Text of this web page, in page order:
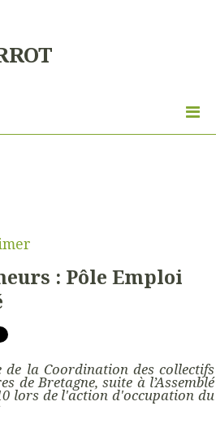
: Pôle Emploi
de la Coordination des collectifs
de Bretagne, suite à l’Assemblé
lors de l'action d'occupation du